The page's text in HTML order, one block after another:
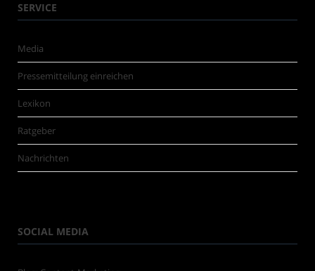
SERVICE
Media
Pressemitteilung einreichen
Lexikon
Ratgeber
Nachrichten
SOCIAL MEDIA